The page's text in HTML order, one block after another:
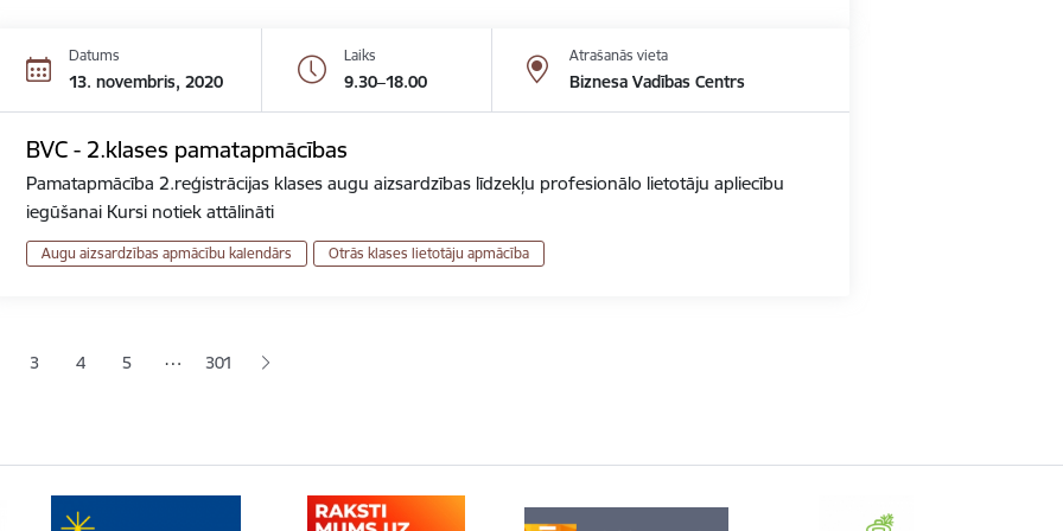
Datums
13. novembris, 2020
Laiks
9.30–18.00
Atrašanās vieta
Biznesa Vadības Centrs
BVC - 2.klases pamatapmācības
Pamatapmācība 2.reģistrācijas klases augu aizsardzības līdzekļu profesionālo lietotāju apliecību
iegūšanai Kursi notiek attālināti
Augu aizsardzības apmācību kalendārs Otrās klases lietotāju apmācība
lapaLapa
3 Lapa
4 Lapa
5 … 301